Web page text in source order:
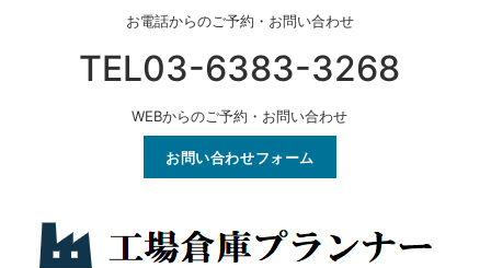
お電話からのご予約・お問い合わせ
TEL03-6383-3268
WEBからのご予約・お問い合わせ
お問い合わせフォーム